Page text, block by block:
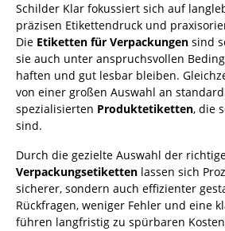
Schilder Klar fokussiert sich auf
präzisen Etikettendruck und
Die Etiketten für Verpackungen sind
sie auch unter anspruchsvollen
haften und gut lesbar bleiben.
von einer großen Auswahl an
spezialisierten Produktetiketten, die
sind.
Durch die gezielte Auswahl der
Verpackungsetiketten lassen sich
sicherer, sondern auch effizienter
Rückfragen, weniger Fehler und eine
führen langfristig zu spürbaren